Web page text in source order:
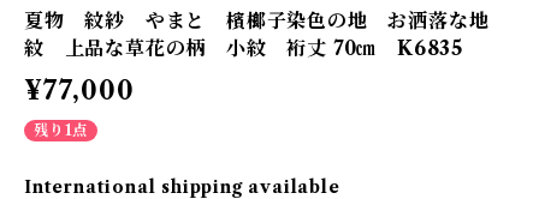
夏物 紋紗 やまと 檳榔子染色の地 お洒落な地
紋 上品な草花の柄 小紋 裄丈 70㎝ K6835
¥77,000
残り1点
International shipping available